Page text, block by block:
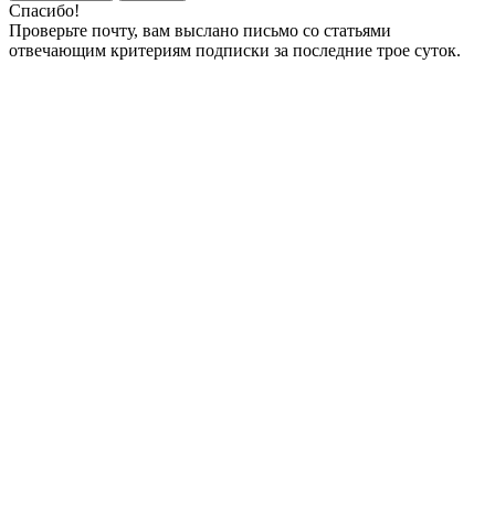
Спасибо!
Проверьте почту, вам выслано письмо со статьями
отвечающим критериям подписки за последние трое суток.